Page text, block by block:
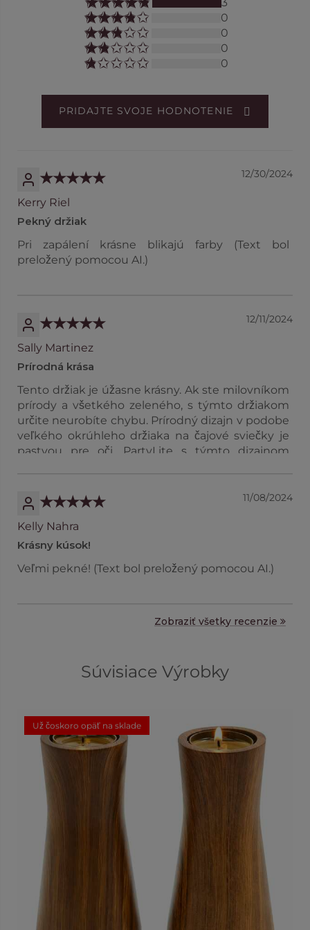
0
0
0
0
PRIDAJTE SVOJE HODNOTENIE
12/30/2024
Kerry Riel
Pekný držiak
Pri zapálení krásne blikajú farby (Text bol
preložený pomocou AI.)
12/11/2024
Sally Martinez
Prírodná krása
Tento držiak je úžasne krásny. Ak ste milovníkom
prírody a všetkého zeleného, s týmto držiakom
určite neurobíte chybu. Prírodný dizajn v podobe
veľkého okrúhleho držiaka na čajové sviečky je
pastvou pre oči. PartyLite s týmto dizajnom
AI.)
11/08/2024
Kelly Nahra
Krásny kúsok!
Veľmi pekné! (Text bol preložený pomocou AI.)
Zobraziť všetky recenzie
Súvisiace Výrobky
Už čoskoro opäť na sklade